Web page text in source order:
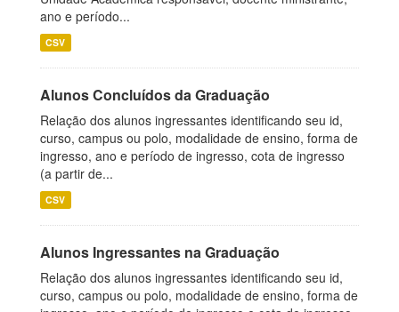
ano e período...
CSV
Alunos Concluídos da Graduação
Relação dos alunos ingressantes identificando seu id,
curso, campus ou polo, modalidade de ensino, forma de
ingresso, ano e período de ingresso, cota de ingresso
(a partir de...
CSV
Alunos Ingressantes na Graduação
Relação dos alunos ingressantes identificando seu id,
curso, campus ou polo, modalidade de ensino, forma de